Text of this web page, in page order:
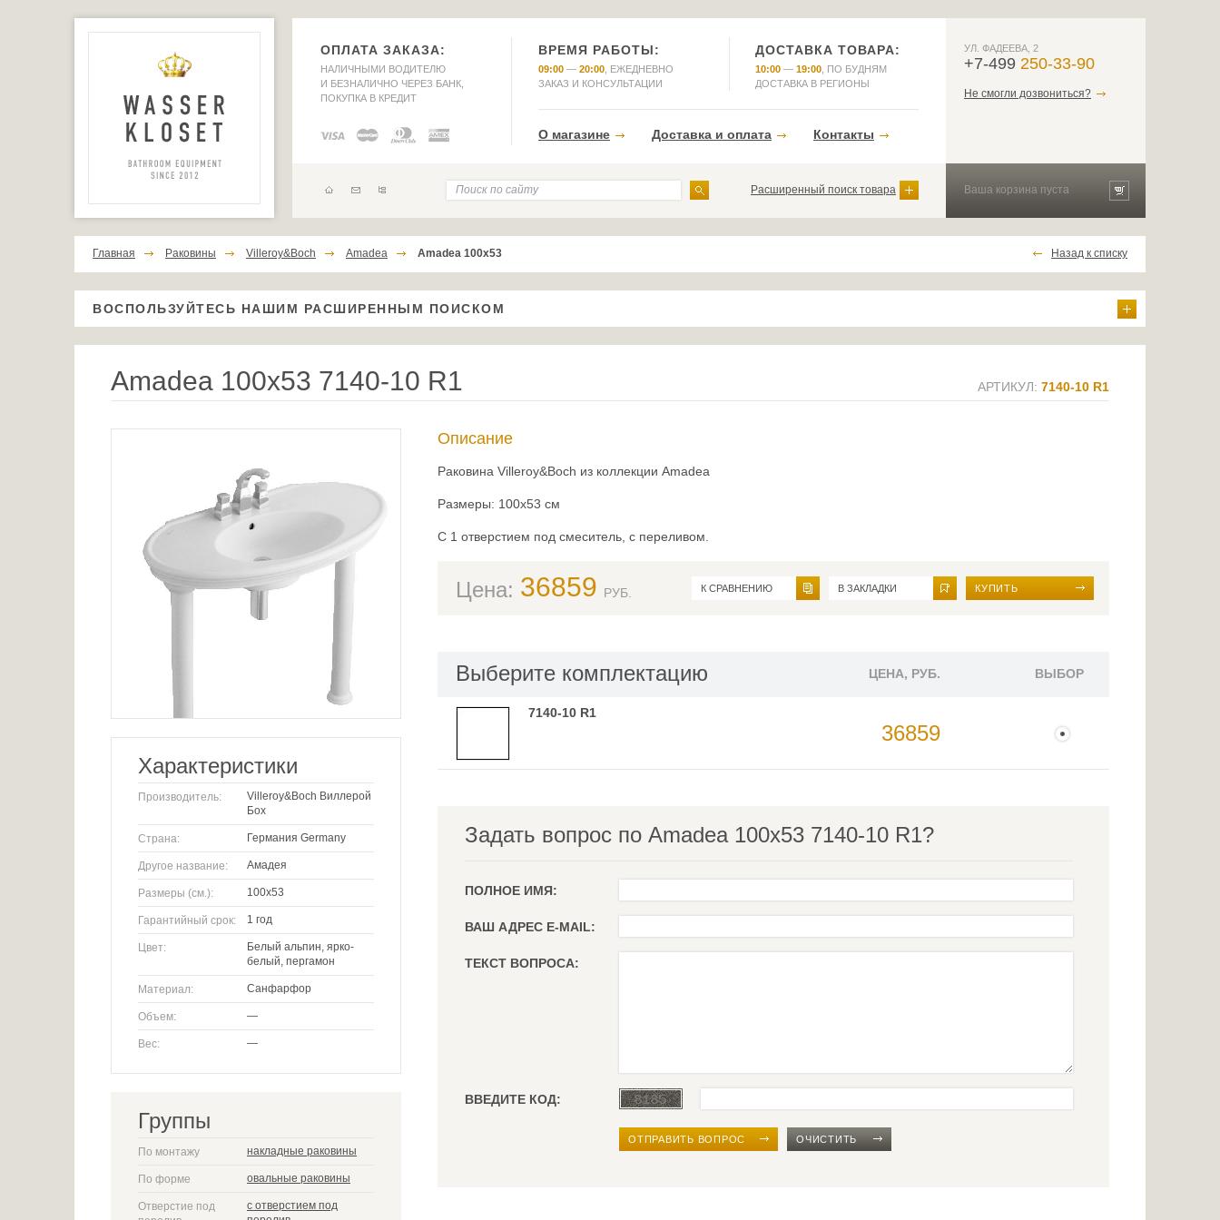
ОПЛАТА ЗАКАЗА:
НАЛИЧНЫМИ ВОДИТЕЛЮ
И БЕЗНАЛИЧНО ЧЕРЕЗ БАНК,
ПОКУПКА В КРЕДИТ
ВРЕМЯ РАБОТЫ:
09:00 — 20:00 , ЕЖЕДНЕВНО
ЗАКАЗ И КОНСУЛЬТАЦИИ
ДОСТАВКА ТОВАРА:
10:00 — 19:00 , ПО БУДНЯМ
ДОСТАВКА В РЕГИОНЫ
О магазине Доставка и оплата Контакты
УЛ. ФАДЕЕВА, 2
+7-499 250-33-90
Не смогли дозвониться?
Расширенный поиск товара Ваша корзина пуста
Главная Раковины Villeroy&Boch Amadea Amadea 100x53 Назад к списку
ВОСПОЛЬЗУЙТЕСЬ НАШИМ РАСШИРЕННЫМ ПОИСКОМ
Amadea 100x53 7140-10 R1 АРТИКУЛ: 7140-10 R1
Характеристики
Производитель:
Villeroy&Boch Виллерой
Бох
Страна: Германия Germany
Другое название: Амадея
Размеры (см.): 100х53
Гарантийный срок: 1 год
Цвет:
Белый альпин, ярко-
белый, пергамон
Материал: Санфарфор
Объем: —
Вес: —
Группы
По монтажу накладные раковины
По форме овальные раковины
Отверстие под
с отверстием под
Описание
Раковина Villeroy&Boch из коллекции Amadea
Размеры: 100x53 см
С 1 отверстием под смеситель, с переливом.
Цена: 36859 РУБ. К СРАВНЕНИЮ В ЗАКЛАДКИ КУПИТЬ
Выберите комплектацию ЦЕНА, РУБ. ВЫБОР
7140-10 R1
36859
Задать вопрос по Amadea 100x53 7140-10 R1?
ПОЛНОЕ ИМЯ:
ВАШ АДРЕС E-MAIL:
ТЕКСТ ВОПРОСА:
ВВЕДИТЕ КОД:
ОТПРАВИТЬ ВОПРОС ОЧИСТИТЬ